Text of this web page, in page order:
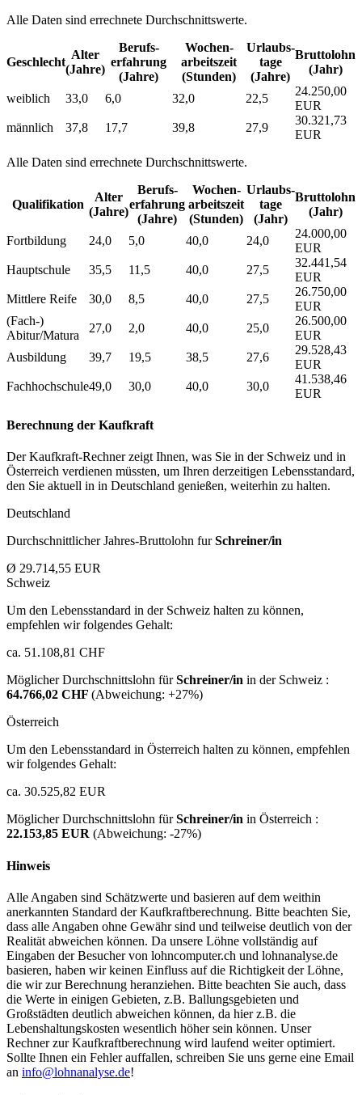
Alle Daten sind errechnete Durchschnittswerte.
Geschlecht
Alter
(Jahre)
Berufs­
erfahrung
(Jahre)
Wochen­
arbeitszeit
(Stunden)
Urlaubs­
tage
(Jahre)
Bruttolohn
(Jahr)
weiblich 33,0 6,0 32,0 22,5
24.250,00
EUR
männlich
37,8 17,7 39,8 27,9
30.321,73
EUR
Alle Daten sind errechnete Durchschnittswerte.
Qualifikation
Alter
(Jahre)
Berufs­
erfahrung
(Jahre)
Wochen­
arbeitszeit
(Stunden)
Urlaubs­
tage
(Jahr)
Bruttolohn
(Jahr)
Fortbildung 24,0 5,0 40,0 24,0
24.000,00
EUR
Hauptschule
35,5 11,5 40,0 27,5
32.441,54
EUR
Mittlere Reife
30,0 8,5 40,0 27,5
26.750,00
EUR
(Fach-)
Abitur/Matura
27,0 2,0 40,0 25,0
26.500,00
EUR
Ausbildung
39,7 19,5 38,5 27,6
29.528,43
EUR
Fachhochschule49,0 30,0 40,0 30,0
41.538,46
EUR
Berechnung der Kaufkraft
Der Kaufkraft-Rechner zeigt Ihnen, was Sie in der Schweiz und in
Österreich verdienen müssten, um Ihren derzeitigen Lebensstandard,
den Sie aktuell in in Deutschland genießen, weiterhin zu halten.
Deutschland
Durchschnittlicher Jahres-Bruttolohn furSchreiner/in
Ø 29.714,55 EUR
Schweiz
Um den Lebensstandard in der Schweiz halten zu können,
empfehlen wir folgendes Gehalt:
ca. 51.108,81 CHF
Möglicher Durchschnittslohn fürSchreiner/in in der Schweiz :
64.766,02 CHF (Abweichung: +27%)
Österreich
Um den Lebensstandard in Österreich halten zu können, empfehlen
wir folgendes Gehalt:
ca. 30.525,82 EUR
Möglicher Durchschnittslohn fürSchreiner/in in Österreich :
22.153,85 EUR (Abweichung: -27%)
Hinweis
Alle Angaben sind Schätzwerte und basieren auf dem weithin
anerkannten Standard der Kaufkraftberechnung. Bitte beachten Sie,
dass alle Angaben ohne Gewähr sind und teilweise deutlich von der
Realität abweichen können. Da unsere Löhne vollständig auf
Eingaben der Besucher von lohncomputer.ch und lohnanalyse.de
basieren, haben wir keinen Einfluss auf die Richtigkeit der Löhne,
die wir zur Berechnung heranziehen. Bitte beachten Sie auch, dass
die Werte in einigen Gebieten, z.B. Ballungsgebieten und
Großstädten deutlich abweichen können, da hier z.B. die
Lebenshaltungskosten wesentlich höher sein können. Unser
Rechner zur Kaufkraftberechnung wird laufend weiter optimiert.
Sollte Ihnen ein Fehler auffallen, schreiben Sie uns gerne eine Email
an info@lohnanalyse.de!